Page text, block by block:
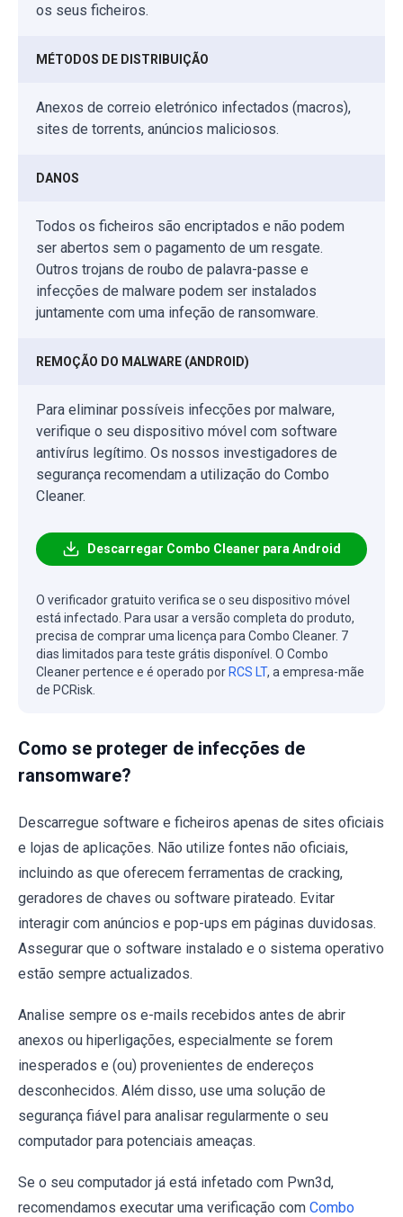
os seus ficheiros.
MÉTODOS DE DISTRIBUIÇÃO
Anexos de correio eletrónico infectados (macros),
sites de torrents, anúncios maliciosos.
DANOS
Todos os ficheiros são encriptados e não podem
ser abertos sem o pagamento de um resgate.
Outros trojans de roubo de palavra-passe e
infecções de malware podem ser instalados
juntamente com uma infeção de ransomware.
REMOÇÃO DO MALWARE (ANDROID)
Para eliminar possíveis infecções por malware,
verifique o seu dispositivo móvel com software
antivírus legítimo. Os nossos investigadores de
segurança recomendam a utilização do Combo
Cleaner.
Descarregar Combo Cleaner para Android
O verificador gratuito verifica se o seu dispositivo móvel
está infectado. Para usar a versão completa do produto,
precisa de comprar uma licença para Combo Cleaner. 7
dias limitados para teste grátis disponível. O Combo
Cleaner pertence e é operado por RCS LT, a empresa-mãe
de PCRisk.
Como se proteger de infecções de
ransomware?
Descarregue software e ficheiros apenas de sites oficiais
e lojas de aplicações. Não utilize fontes não oficiais,
incluindo as que oferecem ferramentas de cracking,
geradores de chaves ou software pirateado. Evitar
interagir com anúncios e pop-ups em páginas duvidosas.
Assegurar que o software instalado e o sistema operativo
estão sempre actualizados.
Analise sempre os e-mails recebidos antes de abrir
anexos ou hiperligações, especialmente se forem
inesperados e (ou) provenientes de endereços
desconhecidos. Além disso, use uma solução de
segurança fiável para analisar regularmente o seu
computador para potenciais ameaças.
Se o seu computador já está infetado com Pwn3d,
recomendamos executar uma verificação com Combo